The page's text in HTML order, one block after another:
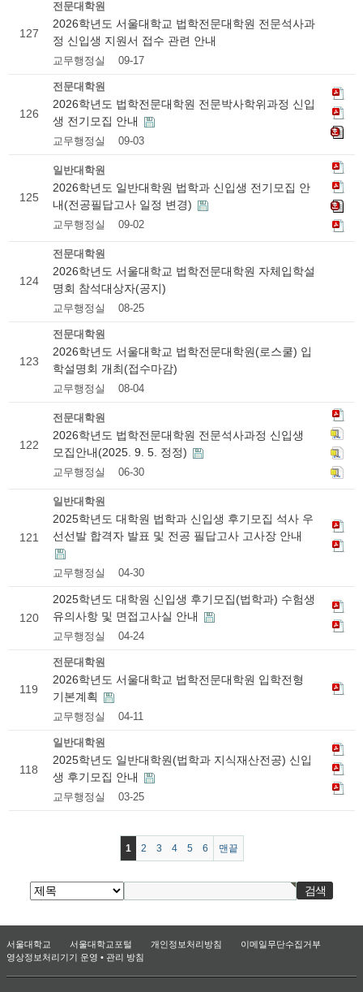
127
전문대학원
2026학년도 서울대학교 법학전문대학원 전문석사과
정 신입생 지원서 접수 관련 안내
교무행정실 09-17
126
전문대학원
2026학년도 법학전문대학원 전문박사학위과정 신입
생 전기모집 안내
교무행정실 09-03
125
일반대학원
2026학년도 일반대학원 법학과 신입생 전기모집 안
내(전공필답고사 일정 변경)
교무행정실 09-02
124
전문대학원
2026학년도 서울대학교 법학전문대학원 자체입학설
명회 참석대상자(공지)
교무행정실 08-25
123
전문대학원
2026학년도 서울대학교 법학전문대학원(로스쿨) 입
학설명회 개최(접수마감)
교무행정실 08-04
122
전문대학원
2026학년도 법학전문대학원 전문석사과정 신입생
모집안내(2025. 9. 5. 정정)
교무행정실 06-30
121
일반대학원
2025학년도 대학원 법학과 신입생 후기모집 석사 우
선선발 합격자 발표 및 전공 필답고사 고사장 안내
교무행정실 04-30
120
2025학년도 대학원 신입생 후기모집(법학과) 수험생
유의사항 및 면접고사실 안내
교무행정실 04-24
119
전문대학원
2026학년도 서울대학교 법학전문대학원 입학전형
기본계획
교무행정실 04-11
118
일반대학원
2025학년도 일반대학원(법학과 지식재산전공) 신입
생 후기모집 안내
교무행정실 03-25
1 2 3 4 5 6 맨끝
서울대학교 서울대학교포털 개인정보처리방침
이메일무단수집거부
영상정보처리기기 운영 • 관리 방침